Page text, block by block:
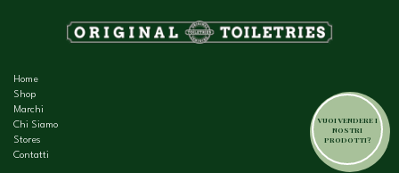
VUOI VENDERE I
NOSTRI
PRODOTTI?
Home
Shop
Marchi
Chi Siamo
Stores
Contatti